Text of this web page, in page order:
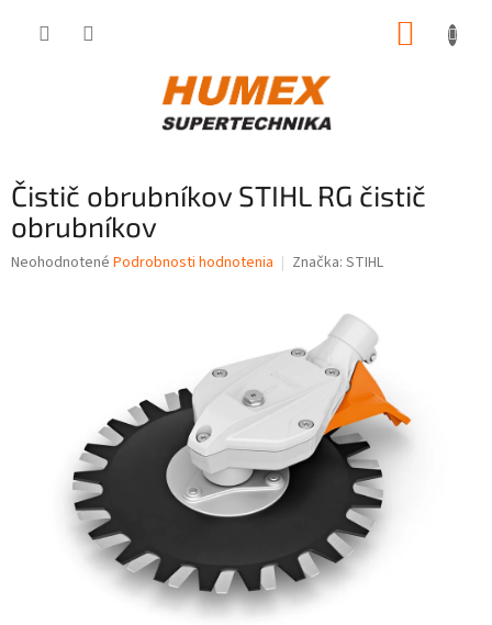
Čistič obrubníkov STIHL RG čistič
obrubníkov
Priemerné
Neohodnotené Podrobnosti hodnotenia Značka: STIHL